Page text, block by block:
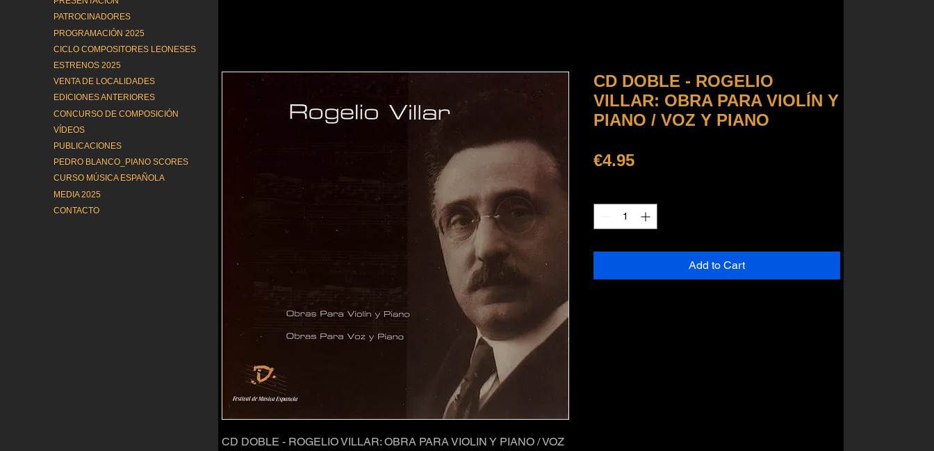
CD DOBLE - ROGELIO VILLAR: OBRA PARA VIOLIN Y PIANO / VOZ
CD DOBLE - ROGELIO
VILLAR: OBRA PARA VIOLÍN Y
PIANO / VOZ Y PIANO
€4.95Price
Add to Cart
PATROCINADORES
PROGRAMACIÓN 2025
CICLO COMPOSITORES LEONESES
ESTRENOS 2025
VENTA DE LOCALIDADES
EDICIONES ANTERIORES
CONCURSO DE COMPOSICIÓN
VÍDEOS
PUBLICACIONES
PEDRO BLANCO_PIANO SCORES
CURSO MÚSICA ESPAÑOLA
MEDIA 2025
CONTACTO